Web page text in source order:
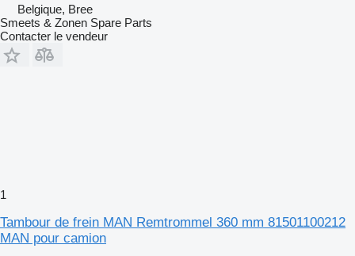
Belgique, Bree
Smeets & Zonen Spare Parts
Contacter le vendeur
1
Tambour de frein MAN Remtrommel 360 mm 81501100212
MAN pour camion